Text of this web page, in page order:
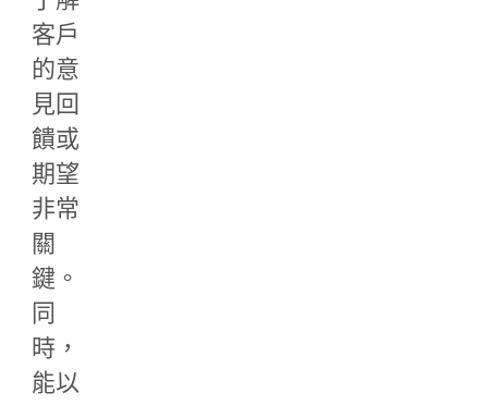
客戶
的意
見回
饋或
期望
非常
關
鍵。
同
時，
能以